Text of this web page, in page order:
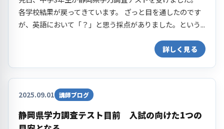
各学校結果が戻ってきています。 ざっと目を通したのです
が、英語において「？」と思う採点がありました。という...
詳しく見る
2025.09.01 講師ブログ
静岡県学力調査テスト目前 入試の向けた1つの